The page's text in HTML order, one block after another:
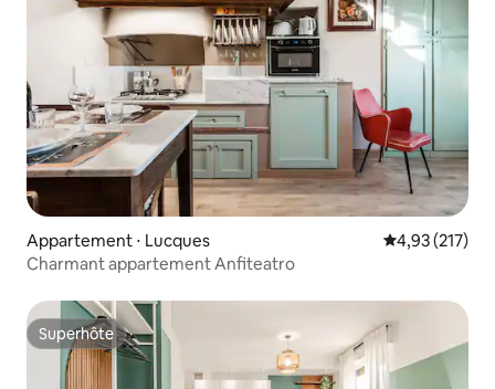
Appartement ⋅ Lucques Évaluation
4,93 (217)
Charmant appartement Anfiteatro
Superhôte
Superhôte